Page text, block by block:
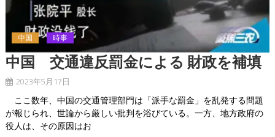
中国 時事
中国 交通違反罰金による 財政を補填
2023年5月17日
ここ数年、中国の交通管理部門は「派手な罰金」を乱発する問題
が報じられ、世論から厳しい批判を浴びている。一方、地方政府の
役人は、その原因はお